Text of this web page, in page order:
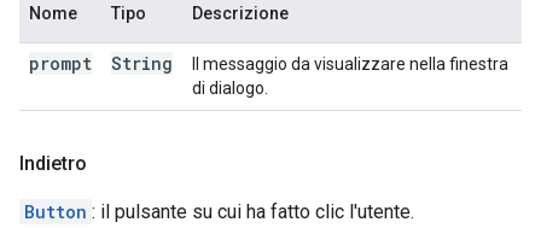
Nome Tipo Descrizione
prompt String
Il messaggio da visualizzare nella finestra
di dialogo.
Indietro
Button : il pulsante su cui ha fatto clic l'utente.